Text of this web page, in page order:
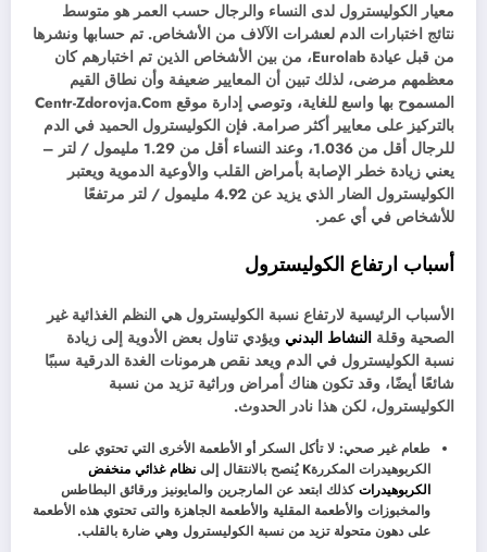
معيار الكوليسترول لدى النساء والرجال حسب العمر هو متوسط ​​
نتائج اختبارات الدم لعشرات الآلاف من الأشخاص. تم حسابها ونشرها
من قبل عيادة Eurolab، من بين الأشخاص الذين تم اختبارهم كان
معظمهم مرضى، لذلك تبين أن المعايير ضعيفة وأن نطاق القيم
المسموح بها واسع للغاية، وتوصي إدارة موقع Centr-Zdorovja.Com
بالتركيز على معايير أكثر صرامة. فإن الكوليسترول الحميد في الدم
للرجال أقل من 1.036، وعند النساء أقل من 1.29 مليمول / لتر –
يعني زيادة خطر الإصابة بأمراض القلب والأوعية الدموية ويعتبر
الكوليسترول الضار الذي يزيد عن 4.92 مليمول / لتر مرتفعًا
للأشخاص في أي عمر.
أسباب ارتفاع الكوليسترول
الأسباب الرئيسية لارتفاع نسبة الكوليسترول هي النظم الغذائية غير
الصحية وقلة النشاط البدني ويؤدي تناول بعض الأدوية إلى زيادة
نسبة الكوليسترول في الدم ويعد نقص هرمونات الغدة الدرقية سببًا
شائعًا أيضًا، وقد تكون هناك أمراض وراثية تزيد من نسبة
الكوليسترول، لكن هذا نادر الحدوث.
طعام غير صحي: لا تأكل السكر أو الأطعمة الأخرى التي تحتوي على
الكربوهيدرات المكررةK يُنصح بالانتقال إلى
نظام غذائي منخفض
الكربوهيدراتكذلك ابتعد عن المارجرين والمايونيز ورقائق البطاطس
والمخبوزات والأطعمة المقلية والأطعمة الجاهزة والتى تحتوي هذه الأطعمة
على دهون متحولة تزيد من نسبة الكوليسترول وهي ضارة بالقلب.